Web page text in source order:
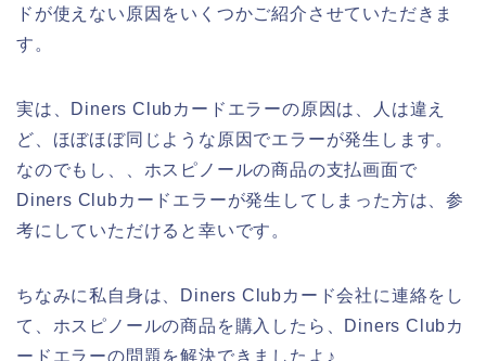
ドが使えない原因をいくつかご紹介させていただきま
す。
実は、Diners Clubカードエラーの原因は、人は違え
ど、ほぼほぼ同じような原因でエラーが発生します。
なのでもし、、ホスピノールの商品の支払画面で
Diners Clubカードエラーが発生してしまった方は、参
考にしていただけると幸いです。
ちなみに私自身は、Diners Clubカード会社に連絡をし
て、ホスピノールの商品を購入したら、Diners Clubカ
ードエラーの問題を解決できましたよ♪